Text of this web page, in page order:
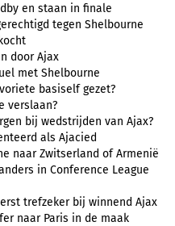
en staan in finale
tegen Shelbourne
door Ajax
met Shelbourne
basiself gezet?
verslaan?
bij wedstrijden van Ajax?
als Ajacied
naar Zwitserland of Armenië
in Conference League
trefzeker bij winnend Ajax
naar Paris in de maak